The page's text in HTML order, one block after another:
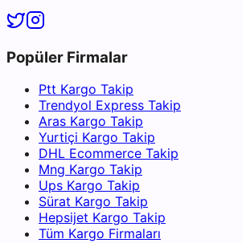
Popüler Firmalar
Ptt Kargo Takip
Trendyol Express Takip
Aras Kargo Takip
Yurtiçi Kargo Takip
DHL Ecommerce Takip
Mng Kargo Takip
Ups Kargo Takip
Sürat Kargo Takip
Hepsijet Kargo Takip
Tüm Kargo Firmaları